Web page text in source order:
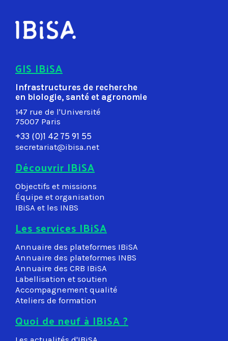
GIS IBiSA
Infrastructures de recherche
en biologie, santé et agronomie
147 rue de l'Université
75007 Paris
+33 (0)1 42 75 91 55
secretariat@ibisa.net
Découvrir IBiSA
Objectifs et missions
Équipe et organisation
IBiSA et les INBS
Les services IBiSA
Annuaire des plateformes IBiSA
Annuaire des plateformes INBS
Annuaire des CRB IBiSA
Labellisation et soutien
Accompagnement qualité
Ateliers de formation
Quoi de neuf à IBiSA ?